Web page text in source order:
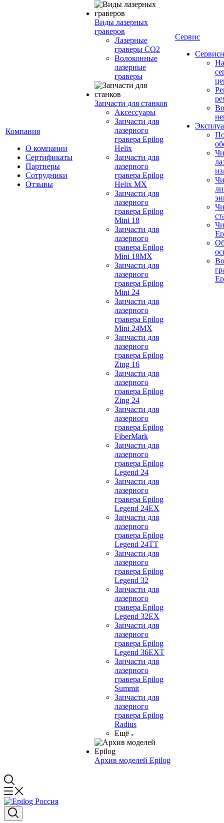
Компания
О компании
Сертификаты
Партнеры
Сотрудники
Отзывы
Виды лазерных
граверов
Лазерные
граверы СО2
Волоконные
лазерные
граверы
Запчасти для станков
Аксессуары
Запчасти для
лазерного
гравера Epilog
Helix
Запчасти для
лазерного
гравера Epilog
Helix MX
Запчасти для
лазерного
гравера Epilog
Mini 18
Запчасти для
лазерного
гравера Epilog
Mini 18MX
Запчасти для
лазерного
гравера Epilog
Mini 24
Запчасти для
лазерного
гравера Epilog
Mini 24MX
Запчасти для
лазерного
гравера Epilog
Zing 16
Запчасти для
лазерного
гравера Epilog
Zing 24
Запчасти для
лазерного
гравера Epilog
FiberMark
Запчасти для
лазерного
гравера Epilog
Legend 24
Запчасти для
лазерного
гравера Epilog
Legend 24EX
Запчасти для
лазерного
гравера Epilog
Legend 24TT
Запчасти для
лазерного
гравера Epilog
Legend 32
Запчасти для
лазерного
гравера Epilog
Legend 32EX
Запчасти для
лазерного
гравера Epilog
Legend 36EXT
Запчасти для
лазерного
гравера Epilog
Summit
Запчасти для
лазерного
гравера Epilog
Radius
Ещё
Архив моделей Epilog
Сервис